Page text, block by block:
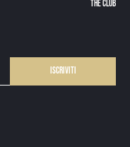
The Club
Iscriviti